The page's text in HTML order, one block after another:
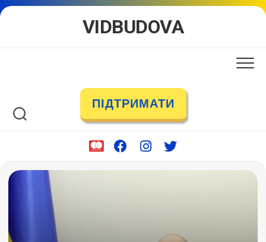
Skip
VIDBUDOVA
ПІДТРИМАТИ